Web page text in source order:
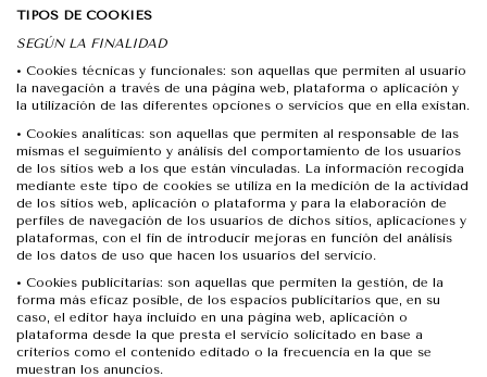
TIPOS DE COOKIES
SEGÚN LA FINALIDAD
• Cookies técnicas y funcionales: son aquellas que permiten al usuario
la navegación a través de una página web, plataforma o aplicación y
la utilización de las diferentes opciones o servicios que en ella existan.
• Cookies analíticas: son aquellas que permiten al responsable de las
mismas el seguimiento y análisis del comportamiento de los usuarios
de los sitios web a los que están vinculadas. La información recogida
mediante este tipo de cookies se utiliza en la medición de la actividad
de los sitios web, aplicación o plataforma y para la elaboración de
perfiles de navegación de los usuarios de dichos sitios, aplicaciones y
plataformas, con el fin de introducir mejoras en función del análisis
de los datos de uso que hacen los usuarios del servicio.
• Cookies publicitarias: son aquellas que permiten la gestión, de la
forma más eficaz posible, de los espacios publicitarios que, en su
caso, el editor haya incluido en una página web, aplicación o
plataforma desde la que presta el servicio solicitado en base a
criterios como el contenido editado o la frecuencia en la que se
muestran los anuncios.